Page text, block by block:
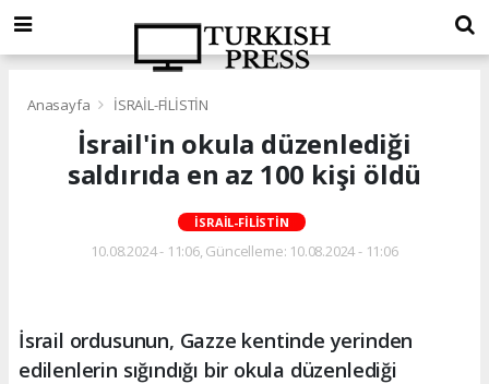
Anasayfa İSRAİL-FİLİSTİN
İsrail'in okula düzenlediği
saldırıda en az 100 kişi öldü
İSRAİL-FİLİSTİN
10.08.2024 - 11:06, Güncelleme: 10.08.2024 - 11:06
İsrail ordusunun, Gazze kentinde yerinden
edilenlerin sığındığı bir okula düzenlediği